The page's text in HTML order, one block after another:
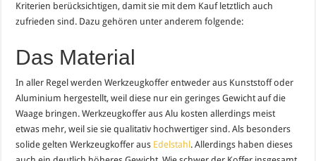
Kriterien berücksichtigen, damit sie mit dem Kauf letztlich auch
zufrieden sind. Dazu gehören unter anderem folgende:
Das Material
In aller Regel werden Werkzeugkoffer entweder aus Kunststoff oder
Aluminium hergestellt, weil diese nur ein geringes Gewicht auf die
Waage bringen. Werkzeugkoffer aus Alu kosten allerdings meist
etwas mehr, weil sie sie qualitativ hochwertiger sind. Als besonders
solide gelten Werkzeugkoffer aus Edelstahl . Allerdings haben dieses